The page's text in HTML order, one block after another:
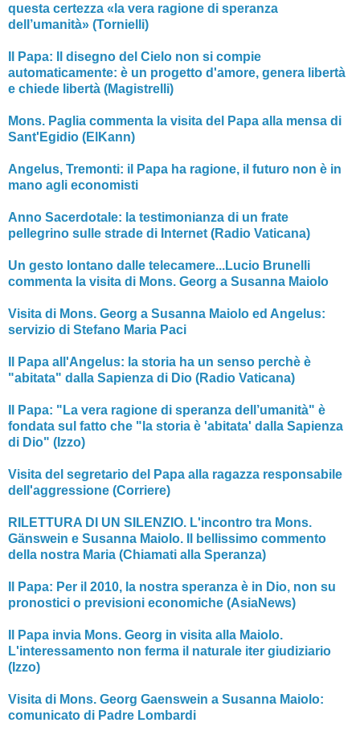
questa certezza «la vera ragione di speranza
dell’umanità» (Tornielli)
Il Papa: Il disegno del Cielo non si compie
automaticamente: è un progetto d'amore, genera libertà
e chiede libertà (Magistrelli)
Mons. Paglia commenta la visita del Papa alla mensa di
Sant'Egidio (ElKann)
Angelus, Tremonti: il Papa ha ragione, il futuro non è in
mano agli economisti
Anno Sacerdotale: la testimonianza di un frate
pellegrino sulle strade di Internet (Radio Vaticana)
Un gesto lontano dalle telecamere...Lucio Brunelli
commenta la visita di Mons. Georg a Susanna Maiolo
Visita di Mons. Georg a Susanna Maiolo ed Angelus:
servizio di Stefano Maria Paci
Il Papa all'Angelus: la storia ha un senso perchè è
"abitata" dalla Sapienza di Dio (Radio Vaticana)
Il Papa: "La vera ragione di speranza dell’umanità" è
fondata sul fatto che "la storia è 'abitata' dalla Sapienza
di Dio" (Izzo)
Visita del segretario del Papa alla ragazza responsabile
dell'aggressione (Corriere)
RILETTURA DI UN SILENZIO. L'incontro tra Mons.
Gänswein e Susanna Maiolo. Il bellissimo commento
della nostra Maria (Chiamati alla Speranza)
Il Papa: Per il 2010, la nostra speranza è in Dio, non su
pronostici o previsioni economiche (AsiaNews)
Il Papa invia Mons. Georg in visita alla Maiolo.
L'interessamento non ferma il naturale iter giudiziario
(Izzo)
Visita di Mons. Georg Gaenswein a Susanna Maiolo:
comunicato di Padre Lombardi